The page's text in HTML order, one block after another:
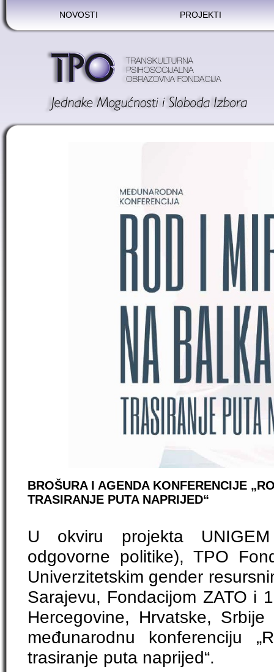
NOVOSTI PROJEKTI
BROŠURA I AGENDA KONFERENCIJE
TRASIRANJE PUTA NAPRIJED“
U okviru projekta
odgovorne politike), TPO
Univerzitetskim gender
Sarajevu, Fondacijom ZATO i
Hercegovine, Hrvatske,
međunarodnu konferenciju
trasiranje puta naprijed“.